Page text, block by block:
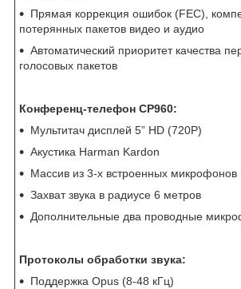
Прямая коррекция ошибок (FEC),
потерянных пакетов видео и аудио
Автоматический приоритет качества
голосовых пакетов
Конференц-телефон CP960:
Мультитач дисплей 5” HD (720Р)
Акустика Harman Kardon
Массив из 3-х встроенных микрофонов
Захват звука в радиусе 6 метров
Дополнительные два проводные
Протоколы обработки звука:
Поддержка Opus (8-48 кГц)